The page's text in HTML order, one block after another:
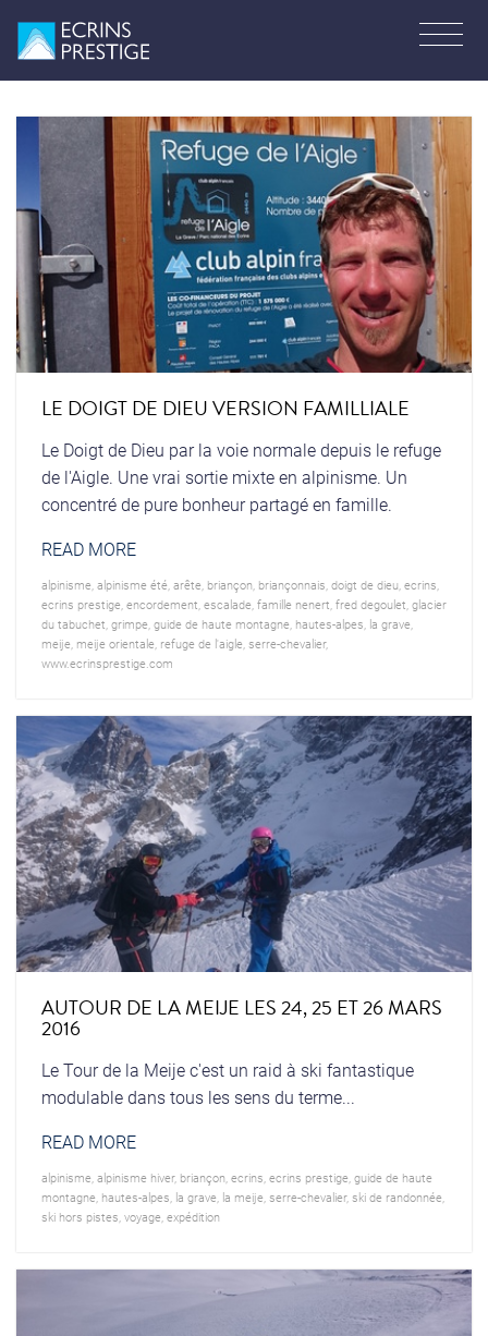
LE DOIGT DE DIEU VERSION FAMILLIALE
Le Doigt de Dieu par la voie normale depuis le refuge
de l'Aigle. Une vrai sortie mixte en alpinisme. Un
concentré de pure bonheur partagé en famille.
READ MORE
alpinisme, alpinisme été, arête, briançon briançonnais doigt de dieu ecrins
ecrins prestige, encordement escalade, famille nenert fred degoulet glacier
du tabuchet grimpe, guide de haute montagne, hautes-alpes la grave,
meije, meije orientale, refuge de l'aigle, serre-chevalier,
www.ecrinsprestige.com
AUTOUR DE LA MEIJE LES 24, 25 ET 26 MARS
2016
Le Tour de la Meije c'est un raid à ski fantastique
modulable dans tous les sens du terme...
READ MORE
alpinisme, alpinisme hiver, briançon ecrins ecrins prestige, guide de haute
montagne, hautes-alpes la grave, la meije, serre-chevalier, ski de randonnée,
ski hors pistes voyage, expédition